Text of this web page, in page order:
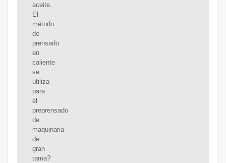
aceite.
El
método
de
prensado
en
caliente
se
utiliza
para
el
preprensado
de
maquinaria
de
gran
tama?